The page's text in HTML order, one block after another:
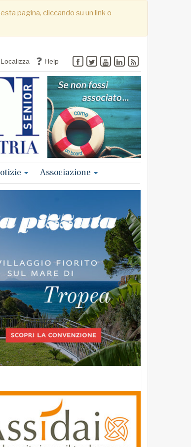
pagina, cliccando su un link o
Localizza Help
Associazione